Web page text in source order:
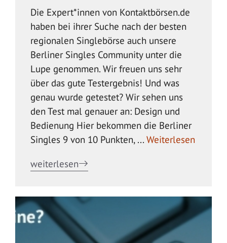
Die Expert*innen von Kontaktbörsen.de
haben bei ihrer Suche nach der besten
regionalen Singlebörse auch unsere
Berliner Singles Community unter die
Lupe genommen. Wir freuen uns sehr
über das gute Testergebnis! Und was
genau wurde getestet? Wir sehen uns
den Test mal genauer an: Design und
Bedienung Hier bekommen die Berliner
Singles 9 von 10 Punkten, ... Weiterlesen
weiterlesen